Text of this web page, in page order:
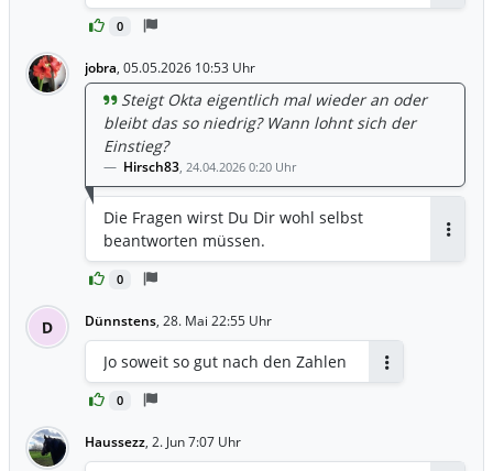
0
jobra, 05.05.2026 10:53 Uhr
0
Steigt Okta eigentlich mal wieder an oder
bleibt das so niedrig? Wann lohnt sich der
Einstieg?
Hirsch83, 24.04.2026 0:20 Uhr
Die Fragen wirst Du Dir wohl selbst
beantworten müssen.
D Dünnstens, 28. Mai 22:55 Uhr
0
Jo soweit so gut nach den Zahlen
Haussezz, 2. Jun 7:07 Uhr